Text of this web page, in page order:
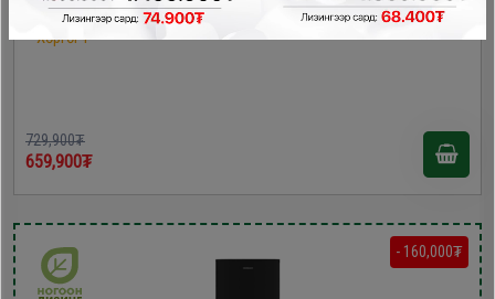
Homelux HL-219RN хөргөгч
Хөргөгч
729,900₮
659,900₮
- 160,000₮